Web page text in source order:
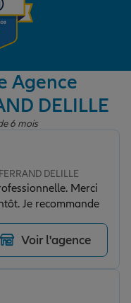
Agence
DELILLE
6 mois
DELILLE
Merci
Je recommande
Voir l'agence